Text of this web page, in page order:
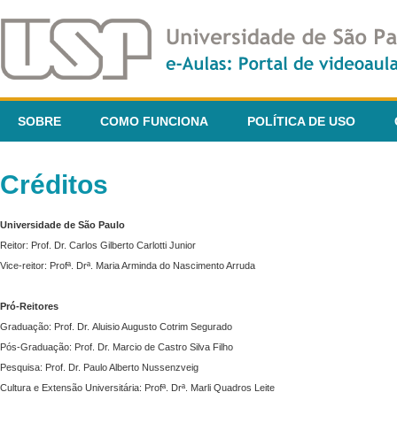
SOBRE COMO FUNCIONA POLÍTICA DE USO
Créditos
Universidade de São Paulo
Reitor: Prof. Dr. Carlos Gilberto Carlotti Junior
Vice-reitor: Profª. Drª. Maria Arminda do Nascimento Arruda
Pró-Reitores
Graduação: Prof. Dr. Aluisio Augusto Cotrim Segurado
Pós-Graduação: Prof. Dr. Marcio de Castro Silva Filho
Pesquisa: Prof. Dr. Paulo Alberto Nussenzveig
Cultura e Extensão Universitária: Profª. Drª. Marli Quadros Leite